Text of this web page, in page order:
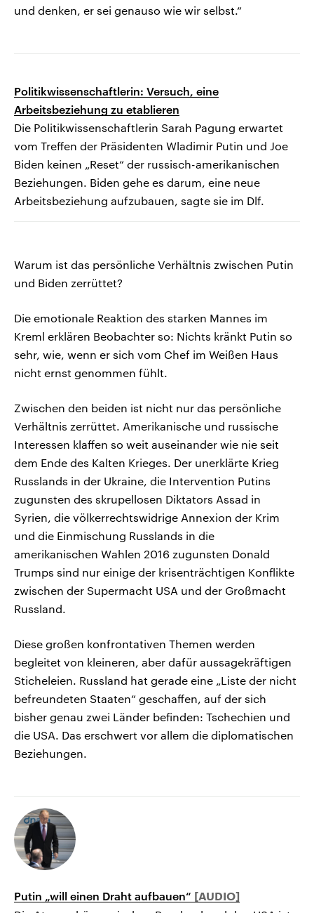
und denken, er sei genauso wie wir selbst.“
Politikwissenschaftlerin: Versuch, eine
Arbeitsbeziehung zu etablieren
Die Politikwissenschaftlerin Sarah Pagung erwartet
vom Treffen der Präsidenten Wladimir Putin und Joe
Biden keinen „Reset“ der russisch-amerikanischen
Beziehungen. Biden gehe es darum, eine neue
Arbeitsbeziehung aufzubauen, sagte sie im Dlf.
Warum ist das persönliche Verhältnis zwischen Putin
und Biden zerrüttet?
Die emotionale Reaktion des starken Mannes im
Kreml erklären Beobachter so: Nichts kränkt Putin so
sehr, wie, wenn er sich vom Chef im Weißen Haus
nicht ernst genommen fühlt.
Zwischen den beiden ist nicht nur das persönliche
Verhältnis zerrüttet. Amerikanische und russische
Interessen klaffen so weit auseinander wie nie seit
dem Ende des Kalten Krieges. Der unerklärte Krieg
Russlands in der Ukraine, die Intervention Putins
zugunsten des skrupellosen Diktators Assad in
Syrien, die völkerrechtswidrige Annexion der Krim
und die Einmischung Russlands in die
amerikanischen Wahlen 2016 zugunsten Donald
Trumps sind nur einige der krisenträchtigen Konflikte
zwischen der Supermacht USA und der Großmacht
Russland.
Diese großen konfrontativen Themen werden
begleitet von kleineren, aber dafür aussagekräftigen
Sticheleien. Russland hat gerade eine „Liste der nicht
befreundeten Staaten“ geschaffen, auf der sich
bisher genau zwei Länder befinden: Tschechien und
die USA. Das erschwert vor allem die diplomatischen
Beziehungen.
Putin „will einen Draht aufbauen“